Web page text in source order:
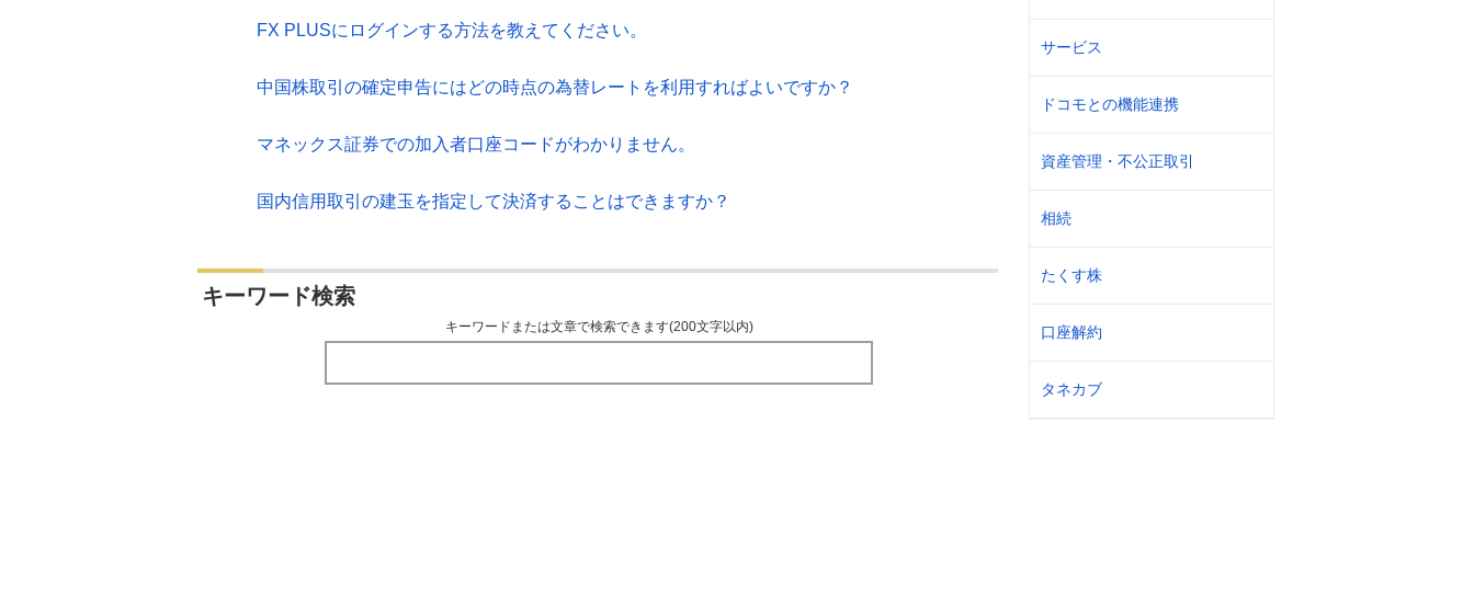
サービス
ドコモとの機能連携
資産管理・不公正取引
相続
たくす株
口座解約
タネカブ
FX PLUSにログインする方法を教えてください。
中国株取引の確定申告にはどの時点の為替レートを利用すればよいですか？
マネックス証券での加入者口座コードがわかりません。
国内信用取引の建玉を指定して決済することはできますか？
キーワード検索
キーワードまたは文章で検索できます(200文字以内)